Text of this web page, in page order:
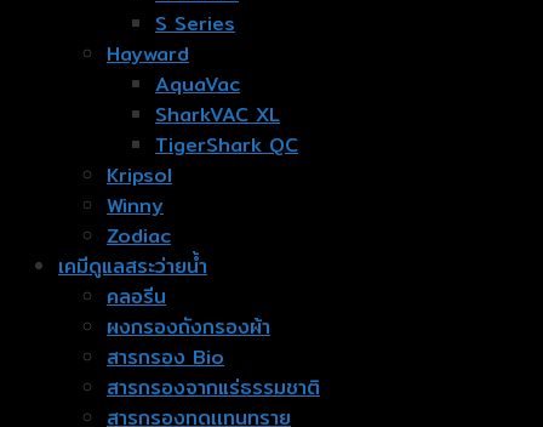
S Series
Hayward
AquaVac
SharkVAC XL
TigerShark QC
Kripsol
Winny
Zodiac
เคมีดูแลสระว่ายน้ำ
คลอรีน
ผงกรองถังกรองผ้า
สารกรอง Bio
สารกรองจากแร่ธรรมชาติ
สารกรองทดเเทนทราย